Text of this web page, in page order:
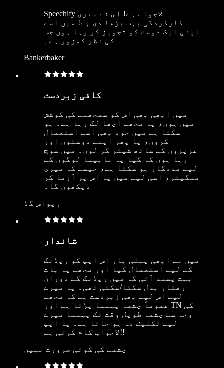
Speechify لاجواب ہے! اس نے میری
کارکردگی بہت بڑھا دی ہے! میں اسے
اپنی ایک دوست کو تجویز کر رہا ہوں جس
کی نظر کمزور ہے۔
Bankerbaker
کافی زبردست
میں ابھی بھی اس کو سمجھنے کی کوشش
میں ہوں، یہ مجھے اچھا لگ رہا ہے۔ ہو
سکتا ہے میں خود بھی اسے استعمال
کروں، یا پھر اپنے دوستوں اور
عزیزوں کے ساتھ شیئر کر لوں۔ میں سوچ
رہا ہوں کہ کیا یہ نابینا لوگوں کے
لیے مددگار ہو سکتا ہے، جیسے کہ میری
منگیتر، اسی لیے میں یہ اس پر آزما کر
دیکھوں گا۔
ریواس گڈ
شاندار
میں نے ابھی پہلی بار اس ایپ کو ریڈنگ
کے لیے استعمال کیا اور مجھے یہ بات
بہت پسند آئی کہ میں ریڈنگ کے دوران
رفتار بدل سکتا/سکتی تھی۔ یہ میرے
لیے اس لیے بھی زبردست ہے کہ مجھے
عموماً چشمہ پہننا پڑتا ہے اور TN کی
وجہ سے چشمہ طویل وقت تک پہننا میرے
لیے تکلیف دہ ہو جاتا ہے۔ یہ ایپ
لاجواب کام کرتی ہے!!
چشمے کی کوئی ضرورت نہیں